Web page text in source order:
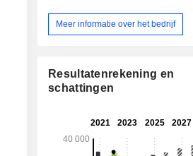
geneesmiddelen dienen ter
behandeling van aandoeningen,
behoren inhalatoren voor astma en
obstructieve longziekte (COPD) met
therapeutisch middel dat
fibroblastgroeifactor 21 (FGF21)
klinische ontwikkelingsfase
Meer informatie over het bedrijf
Resultatenrekening en
schattingen